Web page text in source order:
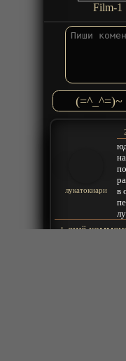
Film-1
(=^_^=)~
лукатокиари
в
+ ещё